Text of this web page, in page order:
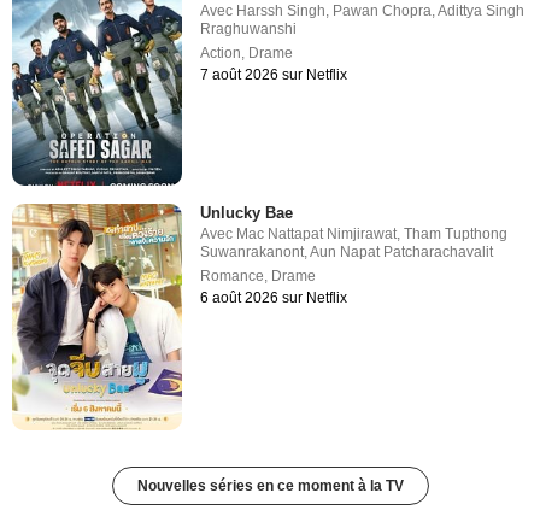
Avec Harssh Singh Pawan Chopra ,Adittya Singh
Rraghuwanshi
Action Drame
7 août 2026 sur Netflix
Unlucky Bae
Avec Mac Nattapat Nimjirawat,Tham Tupthong
Suwanrakanont,Aun Napat Patcharachavalit
Romance, Drame
6 août 2026 sur Netflix
Nouvelles séries en ce moment à la TV